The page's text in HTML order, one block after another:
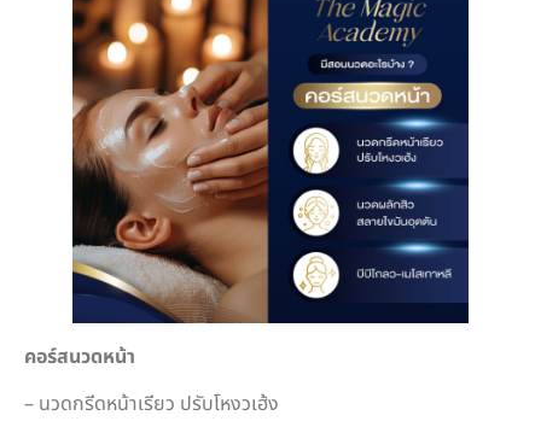
คอร์สนวดหน้า
– นวดกรีดหน้าเรียว ปรับโหงวเฮ้ง